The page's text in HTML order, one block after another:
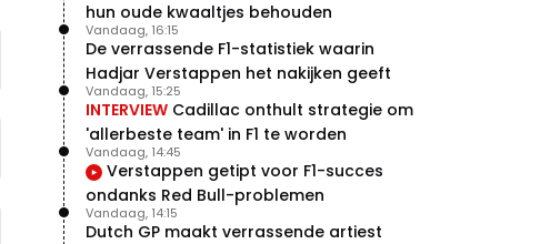
hun oude kwaaltjes behouden
De verrassende F1-statistiek waarin
Hadjar Verstappen het nakijken geeft
Vandaag, 16:15
INTERVIEW Cadillac onthult strategie om
'allerbeste team' in F1 te worden
Vandaag, 15:25
Verstappen getipt voor F1-succes
ondanks Red Bull-problemen
Vandaag, 14:45
Dutch GP maakt verrassende artiest
Vandaag, 14:15